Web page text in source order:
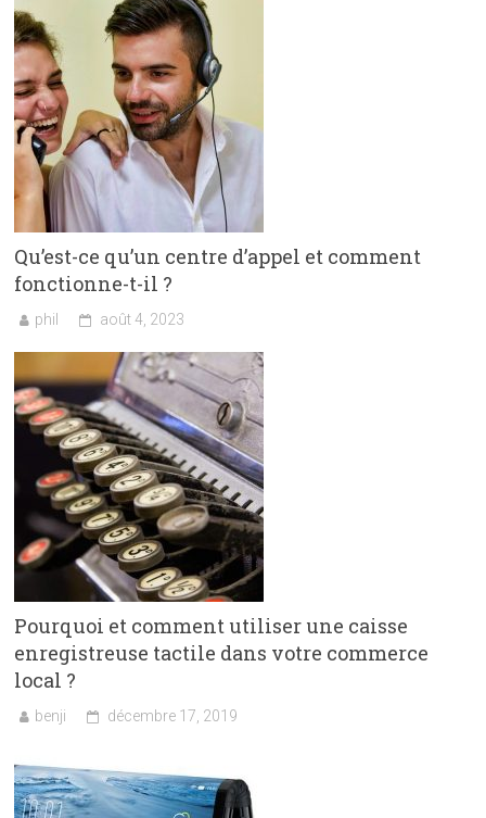
Qu’est-ce qu’un centre d’appel et comment
fonctionne-t-il ?
phil août 4, 2023
Pourquoi et comment utiliser une caisse
enregistreuse tactile dans votre commerce
local ?
benji décembre 17, 2019